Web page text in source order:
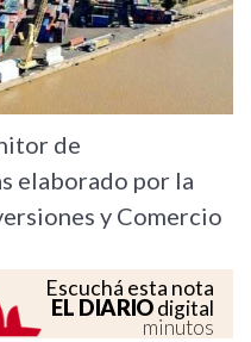
de
elaborado por la
y Comercio
Escuchá esta nota
EL DIARIOdigital
minutos